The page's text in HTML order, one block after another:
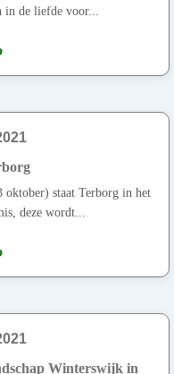
in de liefde voor...
oktober) staat Terborg in het
deze wordt...
Winterswijk in